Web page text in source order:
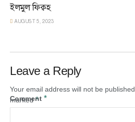
ইলমুল ফিক্বহ
AUGUST 5, 2023
Leave a Reply
Your email address will not be published.
marked*
Comment *